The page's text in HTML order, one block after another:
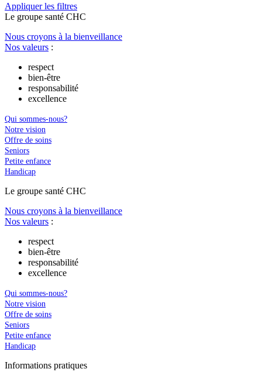
Appliquer les filtres
Le groupe santé CHC
Nous croyons à la bienveillance
Nos valeurs :
respect
bien-être
responsabilité
excellence
Qui sommes-nous?
Notre vision
Offre de soins
Seniors
Petite enfance
Handicap
Le groupe santé CHC
Nous croyons à la bienveillance
Nos valeurs :
respect
bien-être
responsabilité
excellence
Qui sommes-nous?
Notre vision
Offre de soins
Seniors
Petite enfance
Handicap
Informations pratiques